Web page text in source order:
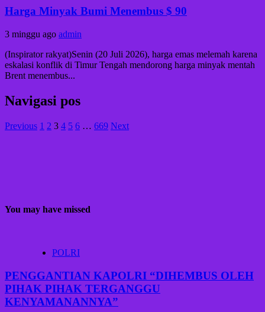
Harga Minyak Bumi Menembus $ 90
3 minggu ago admin
(Inspirator rakyat)Senin (20 Juli 2026), harga emas melemah karena
eskalasi konflik di Timur Tengah mendorong harga minyak mentah
Brent menembus...
Navigasi pos
Previous 1 2 3 4 5 6 … 669 Next
You may have missed
POLRI
PENGGANTIAN KAPOLRI “DIHEMBUS OLEH
PIHAK PIHAK TERGANGGU
KENYAMANANNYA”